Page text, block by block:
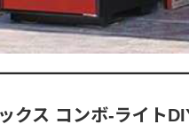
クス コンボ-ライト